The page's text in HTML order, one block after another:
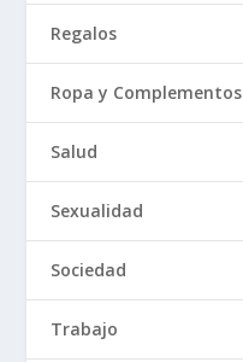
Regalos
Ropa y Complementos
Salud
Sexualidad
Sociedad
Trabajo